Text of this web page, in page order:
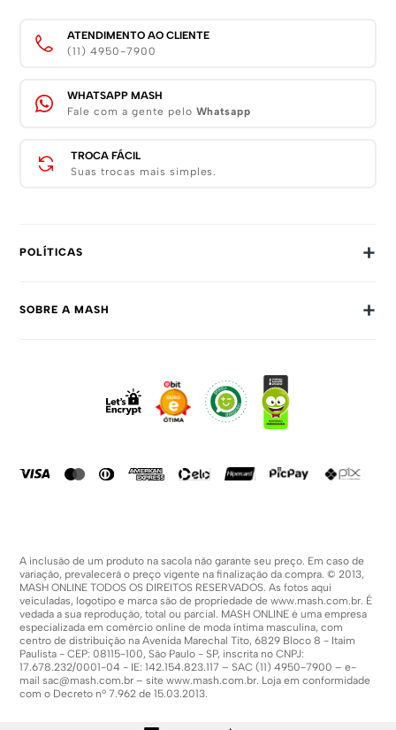
ATENDIMENTO AO CLIENTE
(11) 4950-7900
WHATSAPP MASH
Fale com a gente pelo Whatsapp
TROCA FÁCIL
Suas trocas mais simples.
POLÍTICAS +
Prazos E Entregas
Formas De Pagamento
SOBRE A MASH +
A inclusão de um produto na sacola não garante seu preço. Em caso de
variação, prevalecerá o preço vigente na finalização da compra. © 2013,
MASH ONLINE TODOS OS DIREITOS RESERVADOS. As fotos aqui
veiculadas, logotipo e marca são de propriedade dewww.mash.com.br. É
vedada a sua reprodução, total ou parcial. MASH ONLINE é uma empresa
especializada em comércio online de moda íntima masculina, com
centro de distribuição na Avenida Marechal Tito, 6829 Bloco 8 - Itaim
Paulista - CEP: 08115-100, São Paulo - SP, inscrita no CNPJ:
17.678.232/0001-04 - IE: 142.154.823.117 – SAC (11) 4950-7900 – e-
mailsac@mash.com.br – sitewww.mash.com.br. Loja em conformidade
com o Decreto nº 7.962 de 15.03.2013.